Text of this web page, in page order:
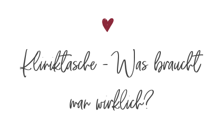
Kliniktasche - Was braucht
man wirklich?